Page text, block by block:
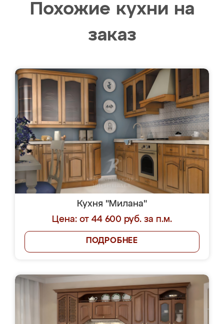
Похожие кухни на
заказ
Кухня "Милана"
Цена: от 44 600 руб. за п.м.
ПОДРОБНЕЕ